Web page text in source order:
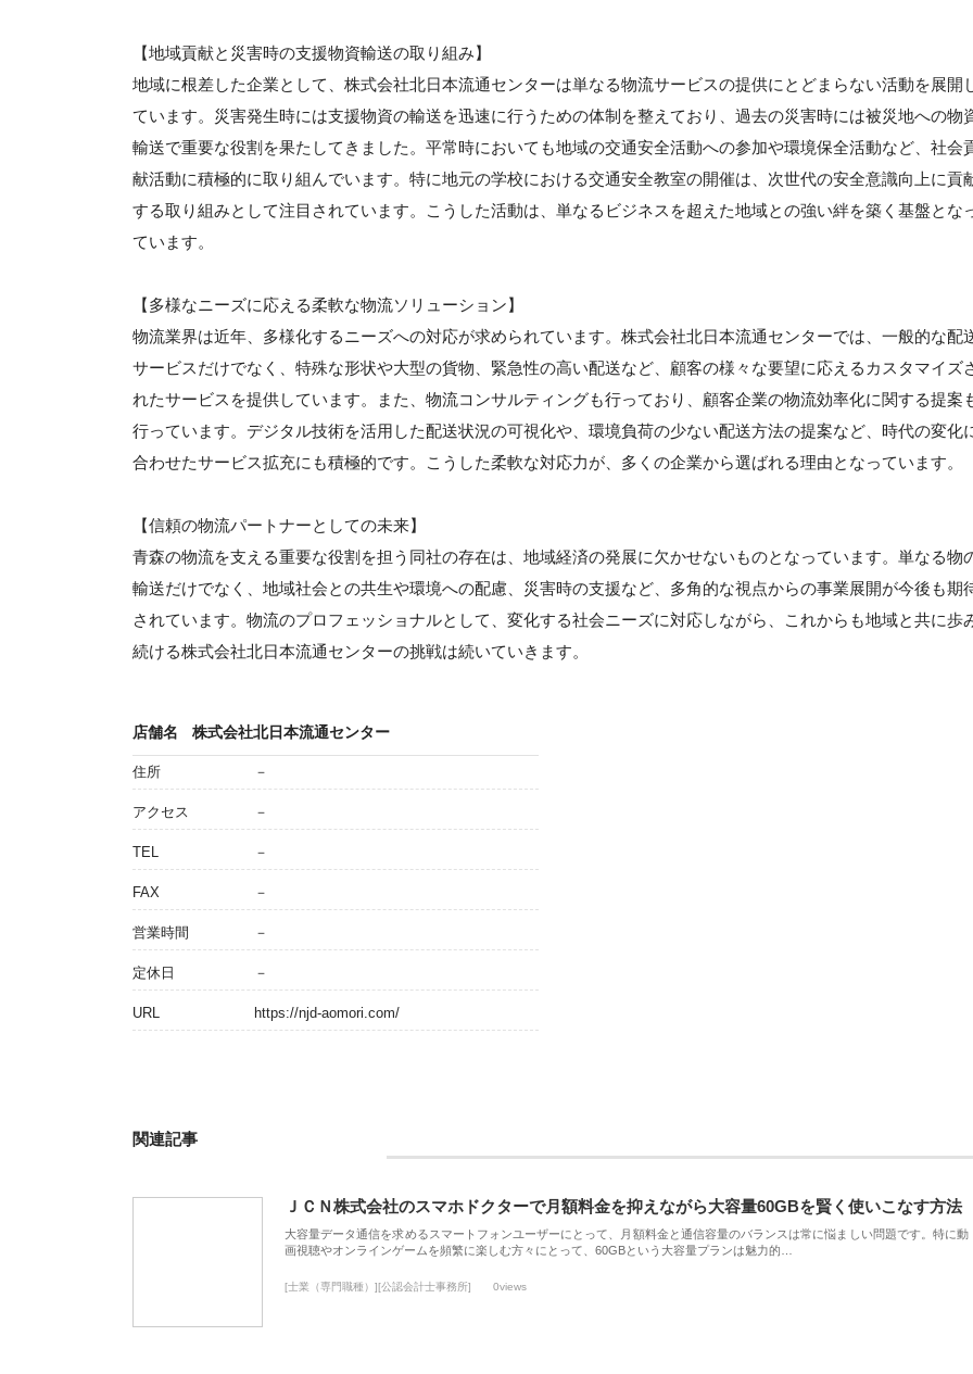
【地域貢献と災害時の支援物資輸送の取り組み】
地域に根差した企業として、株式会社北日本流通センターは単なる物流サービスの提供にとどまらない活動を展開
ています。災害発生時には支援物資の輸送を迅速に行うための体制を整えており、過去の災害時には被災地への物
輸送で重要な役割を果たしてきました。平常時においても地域の交通安全活動への参加や環境保全活動など、社会
献活動に積極的に取り組んでいます。特に地元の学校における交通安全教室の開催は、次世代の安全意識向上に貢
する取り組みとして注目されています。こうした活動は、単なるビジネスを超えた地域との強い絆を築く基盤とな
ています。
【多様なニーズに応える柔軟な物流ソリューション】
物流業界は近年、多様化するニーズへの対応が求められています。株式会社北日本流通センターでは、一般的な配
サービスだけでなく、特殊な形状や大型の貨物、緊急性の高い配送など、顧客の様々な要望に応えるカスタマイズ
れたサービスを提供しています。また、物流コンサルティングも行っており、顧客企業の物流効率化に関する提案
行っています。デジタル技術を活用した配送状況の可視化や、環境負荷の少ない配送方法の提案など、時代の変化
合わせたサービス拡充にも積極的です。こうした柔軟な対応力が、多くの企業から選ばれる理由となっています。
【信頼の物流パートナーとしての未来】
青森の物流を支える重要な役割を担う同社の存在は、地域経済の発展に欠かせないものとなっています。単なる物
輸送だけでなく、地域社会との共生や環境への配慮、災害時の支援など、多角的な視点からの事業展開が今後も期
されています。物流のプロフェッショナルとして、変化する社会ニーズに対応しながら、これからも地域と共に歩
続ける株式会社北日本流通センターの挑戦は続いていきます。
店舗名 株式会社北日本流通センター
住所 －
アクセス －
TEL －
FAX －
営業時間 －
定休日 －
URL https://njd-aomori.com/
関連記事
ＪＣＮ株式会社のスマホドクターで月額料金を抑えながら大容量60GBを賢く使いこなす方法
大容量データ通信を求めるスマートフォンユーザーにとって、月額料金と通信容量のバランスは常に悩ましい問題です。特に動
画視聴やオンラインゲームを頻繁に楽しむ方々にとって、60GBという大容量プランは魅力的…
[士業（専門職種）][公認会計士事務所] 0views